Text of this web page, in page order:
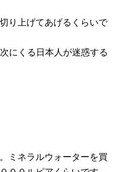
り上げてあげるくらいで
にくる日本人が迷惑する
ミネラルウォーターを買